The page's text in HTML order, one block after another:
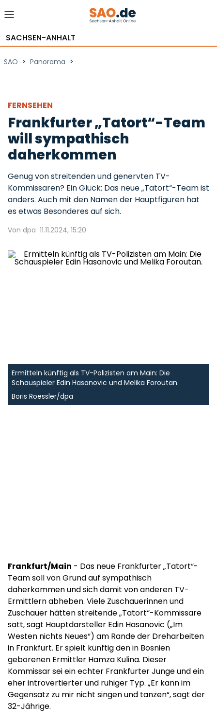
SACHSEN-ANHALT
SAO > Panorama >
FERNSEHEN
Frankfurter „Tatort“-Team
will sympathisch
daherkommen
Genug von streitenden und genervten TV-
Kommissaren? Ein Glück: Das neue „Tatort“-Team ist
anders. Auch mit den Namen der Hauptfiguren hat
es etwas Besonderes auf sich.
Von dpa 11.11.2024, 15:20
Ermitteln künftig als TV-Polizisten am Main: Die
Schauspieler Edin Hasanovic und Melika Foroutan.
Boris Roessler/dpa
Frankfurt/Main - Das neue Frankfurter „Tatort“-
Team soll von Grund auf sympathisch
daherkommen und sich damit von anderen TV-
Ermittlern abheben. Viele Zuschauerinnen und
Zuschauer hätten streitende „Tatort“-Kommissare
satt, sagt Hauptdarsteller Edin Hasanovic („Im
Westen nichts Neues“) am Rande der Dreharbeiten
in Frankfurt. Er spielt künftig den in Bosnien
geborenen Ermittler Hamza Kulina. Dieser
Kommissar sei ein echter Frankfurter Junge und ein
eher introvertierter und ruhiger Typ. „Er kann im
Gegensatz zu mir nicht singen und tanzen“, sagt der
32-Jährige.